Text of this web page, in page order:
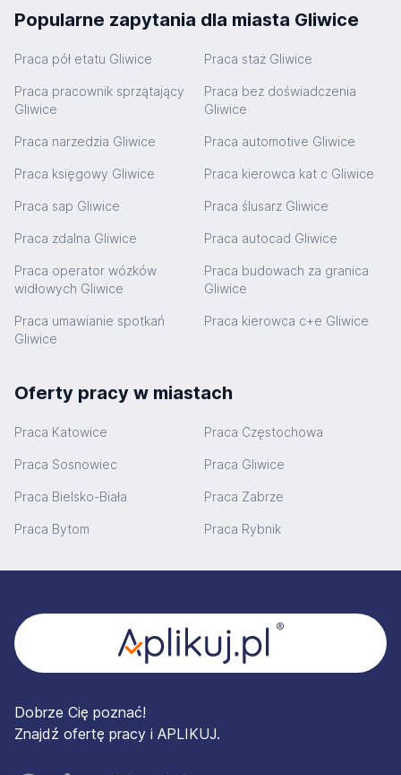
Popularne zapytania dla miasta Gliwice
Praca pół etatu Gliwice Praca staż Gliwice
Praca pracownik sprzątający
Gliwice
Praca bez doświadczenia
Gliwice
Praca narzedzia Gliwice Praca automotive Gliwice
Praca księgowy Gliwice Praca kierowca kat c Gliwice
Praca sap Gliwice Praca ślusarz Gliwice
Praca zdalna Gliwice Praca autocad Gliwice
Praca operator wózków
widłowych Gliwice
Praca budowach za granica
Gliwice
Praca umawianie spotkań
Gliwice
Praca kierowca c+e Gliwice
Oferty pracy w miastach
Praca Katowice Praca Częstochowa
Praca Sosnowiec Praca Gliwice
Praca Bielsko-Biała Praca Zabrze
Praca Bytom Praca Rybnik
Dobrze Cię poznać!
Znajdź ofertę pracy i APLIKUJ.